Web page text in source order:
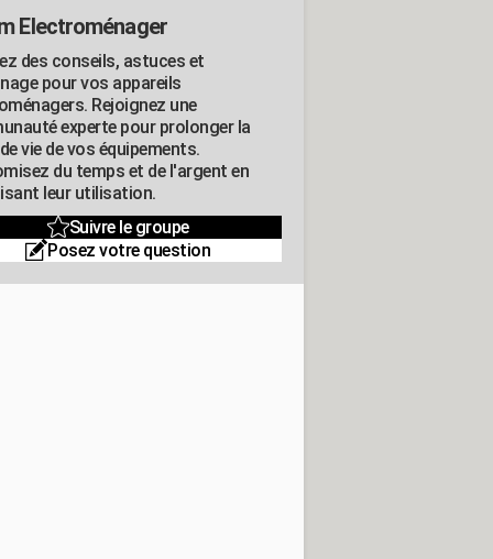
Electroménager
des conseils, astuces et
pour vos appareils
Rejoignez une
experte pour prolonger la
vie de vos équipements.
du temps et de l'argent en
leur utilisation.
Suivre le groupe
Posez votre question